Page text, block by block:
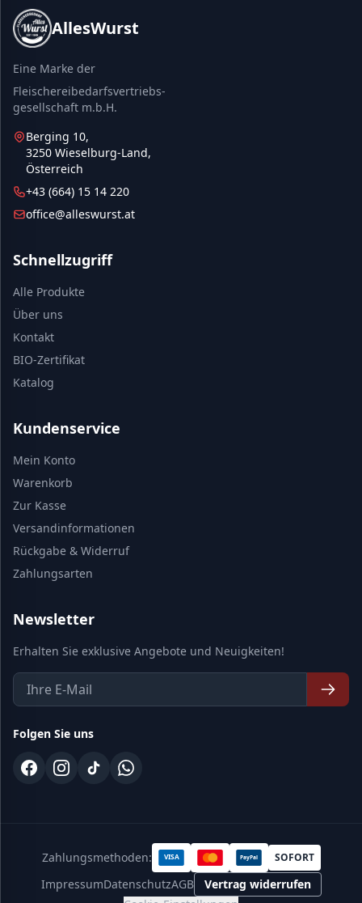
AllesWurst
Eine Marke der
Fleischereibedarfsvertriebs-
gesellschaft m.b.H.
Berging 10,
3250 Wieselburg-Land,
Österreich
+43 (664) 15 14 220
office@alleswurst.at
Schnellzugriff
Alle Produkte
Über uns
Kontakt
BIO-Zertifikat
Katalog
Kundenservice
Mein Konto
Warenkorb
Zur Kasse
Versandinformationen
Rückgabe & Widerruf
Zahlungsarten
Newsletter
Erhalten Sie exklusive Angebote und Neuigkeiten!
Folgen Sie uns
Zahlungsmethoden: VISA PayPal SOFORT
ImpressumDatenschutzAGB
Vertrag widerrufen